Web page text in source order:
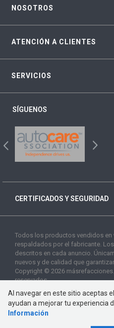
NOSOTROS
ATENCIÓN A CLIENTES
SERVICIOS
SÍGUENOS
CERTIFICADOS Y SEGURIDAD
Todos los productos vendidos
respaldados por el fabricante.
descritos en cada anuncio.
nuevos y de calidad que
Copyright © 2026
reservados
Al navegar en este sitio aceptas
ayudan a mejorar tu experiencia
Información